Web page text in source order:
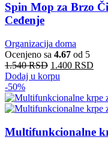
Spin Mop za Brzo
Ceđenje
Organizacija doma
Ocenjeno sa 4.67 od 5
1.540RSD 1.400 RSD
Dodaj u korpu
-50%
Multifunkcionalne